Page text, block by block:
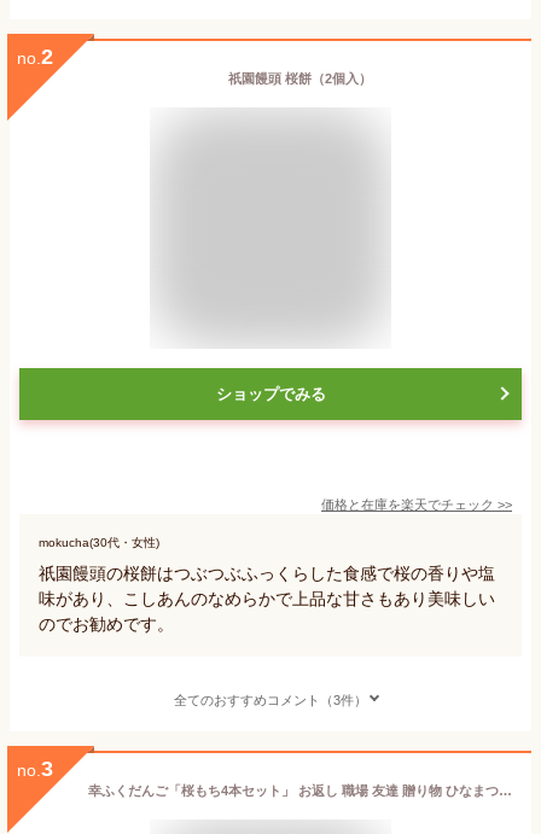
no. 2
祇園饅頭 桜餅（2個入）
ショップでみる
価格と在庫を楽天でチェック >>
mokucha(30代・女性)
祇園饅頭の桜餅はつぶつぶふっくらした食感で桜の香りや塩
味があり、こしあんのなめらかで上品な甘さもあり美味しい
のでお勧めです。
全てのおすすめコメント（3件）
no. 3
幸ふくだんご「桜もち4本セット」 お返し 職場 友達 贈り物 ひなまつり お菓子 スイーツ 和菓子 かわいい 入学 お花見 母の日 義理 桜餅 バレンタイン